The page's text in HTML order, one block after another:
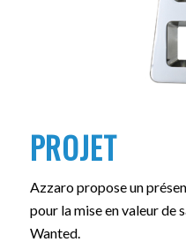
PROJET
Azzaro propose un
pour la mise en valeur de
Wanted.